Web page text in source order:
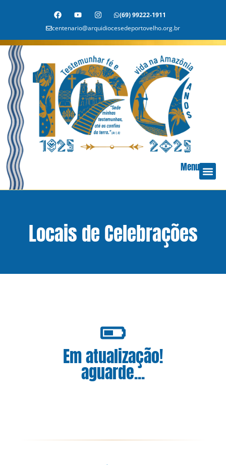
(69) 99222-1911
centenario@arquidiocesedeportovelho.org.br
Menu
Locais de Celebrações
Em atualização!
aguarde...